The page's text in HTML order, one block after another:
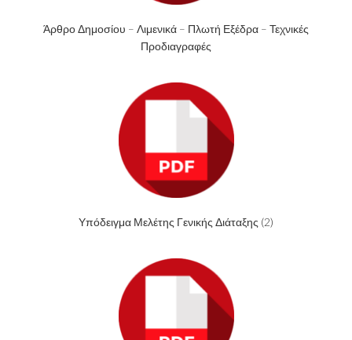
Άρθρο Δημοσίου – Λιμενικά – Πλωτή Εξέδρα – Τεχνικές
Προδιαγραφές
Υπόδειγμα Μελέτης Γενικής Διάταξης (2)